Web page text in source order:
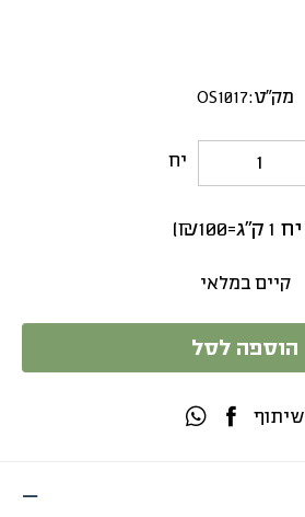
מק"ט:OS1017
יח
יח 1 ק"ג=
₪100
)
קיים במלאי
הוספה לסל
שיתוף